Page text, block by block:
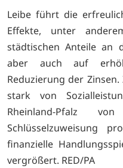
Leibe führt die
Effekte, unter
städtischen Anteile an
aber auch auf
Reduzierung der
stark von
Rheinland-Pfalz
Schlüsselzuweisung
finanzielle
vergrößert. RED/PA